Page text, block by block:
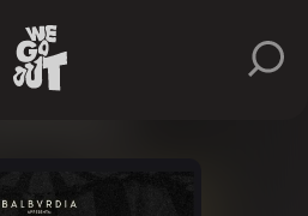
grupo.levels/